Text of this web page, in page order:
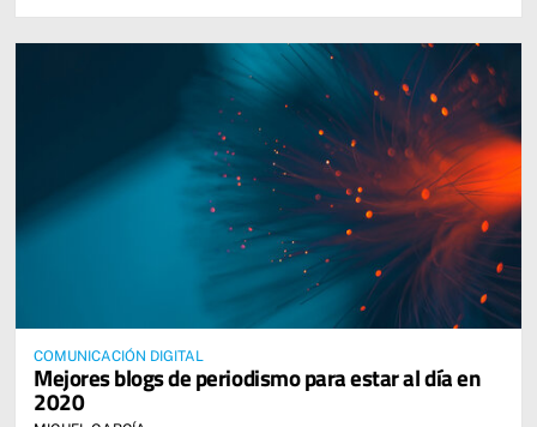
COMUNICACIÓN DIGITAL
Mejores blogs de periodismo para estar al día en
2020